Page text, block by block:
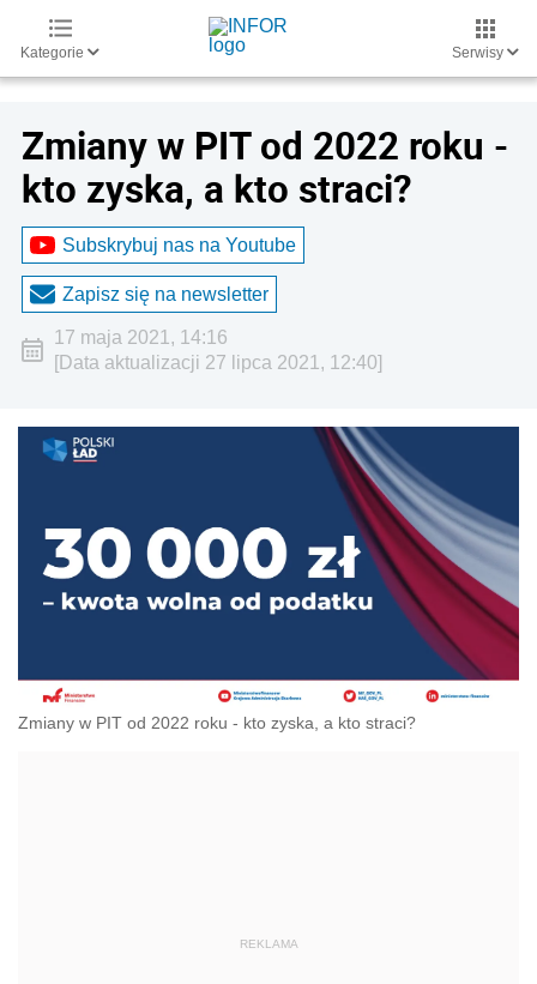
Kategorie Serwisy
Zmiany w PIT od 2022 roku -
kto zyska, a kto straci?
Subskrybuj nas na Youtube
Zapisz się na newsletter
17 maja 2021, 14:16
[Data aktualizacji 27 lipca 2021, 12:40]
Zmiany w PIT od 2022 roku - kto zyska, a kto straci?